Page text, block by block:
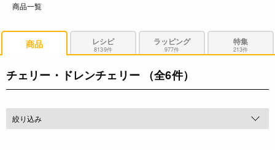
商品一覧
商品 レシピ
8139件
ラッピング
977件
特集
213件
チェリー・ドレンチェリー （全6件）
絞り込み